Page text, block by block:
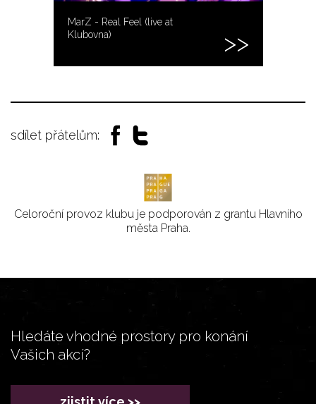
MarZ - Real Feel (live at
Klubovna)
sdílet přátelům:
Celoroční provoz klubu je podporován z grantu Hlavního
města Praha.
Hledáte vhodné prostory pro konání
Vašich akcí?